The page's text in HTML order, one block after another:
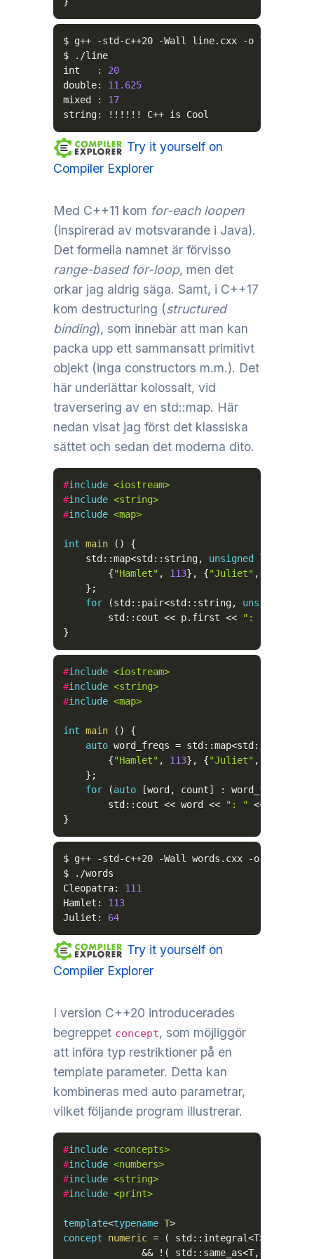
$ g++ -std-c++20 -Wall line.cxx -o line
$ ./line
int
:
20
double: 11.625
mixed
:
17
string:
! ! ! ! ! ! C++ is Cool
Try it yourself on
Compiler Explorer
Med C++11 kom for-each loopen
(inspirerad av motsvarande i Java).
Det formella namnet är förvisso
range-based for-loop, men det
orkar jag aldrig säga. Samt, i C++17
kom destructuring (structured
binding), som innebär att man kan
packa upp ett sammansatt primitivt
objekt (inga constructors m.m.). Det
här underlättar kolossalt, vid
traversering av en std::map. Här
nedan visat jag först det klassiska
sättet och sedan det moderna dito.
#include <iostream>
#include <string>
#include <map>
int main ( )
{
    std
::map<std :: string, unsigned long
{"Hamlet" , 113} , {"Juliet" ,
} ;
for
(std :: pair<std :: string, unsigned
        std
:: cout << p. first << ": "
}
#include <iostream>
#include <string>
#include <map>
int main ( )
{
auto word_freqs = std ::map<std ::
{"Hamlet" , 113} , {"Juliet" ,
} ;
for
(auto [word , count] : word_freqs
        std
:: cout << word << ": " <<
}
$ g++ -std-c++20 -Wall words.cxx -o
$ ./words
Cleopatra: 111
Hamlet: 113
Juliet: 64
Try it yourself on
Compiler Explorer
I version C++20 introducerades
begreppet concept, som möjliggör
att införa typ restriktioner på en
template parameter. Detta kan
kombineras med auto parametrar,
vilket följande program illustrerar.
#include <concepts>
#include <numbers>
#include <string>
#include <print>
template<typename T>
concept
numeric = ( std :: integral<T>
&&
! ( std :: same_as<T,